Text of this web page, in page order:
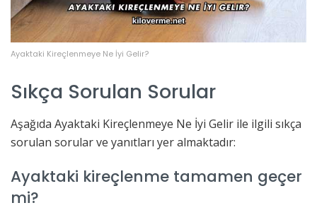
Ayaktaki Kireçlenmeye Ne İyi Gelir?
Sıkça Sorulan Sorular
Aşağıda Ayaktaki Kireçlenmeye Ne İyi Gelir ile ilgili sıkça
sorulan sorular ve yanıtları yer almaktadır:
Ayaktaki kireçlenme tamamen geçer
mi?